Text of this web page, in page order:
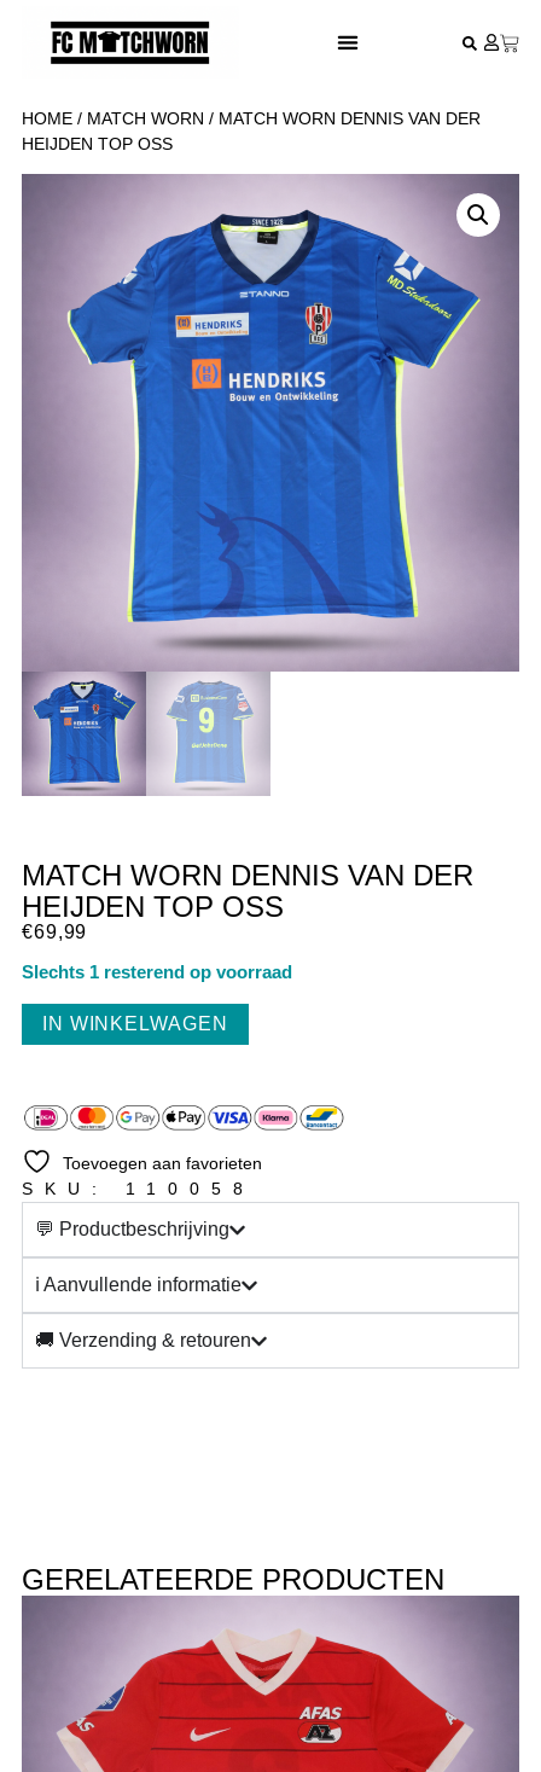
HOME/ MATCH WORN / MATCH WORN DENNIS VAN DER
HEIJDEN TOP OSS
MATCH WORN DENNIS VAN DER
HEIJDEN TOP OSS
€69,99
Slechts 1 resterend op voorraad
IN WINKELWAGEN
Toevoegen aan favorieten
SKU: 110058
💬 Productbeschrijving
ℹ️ Aanvullende informatie
🚚 Verzending & retouren
GERELATEERDE PRODUCTEN